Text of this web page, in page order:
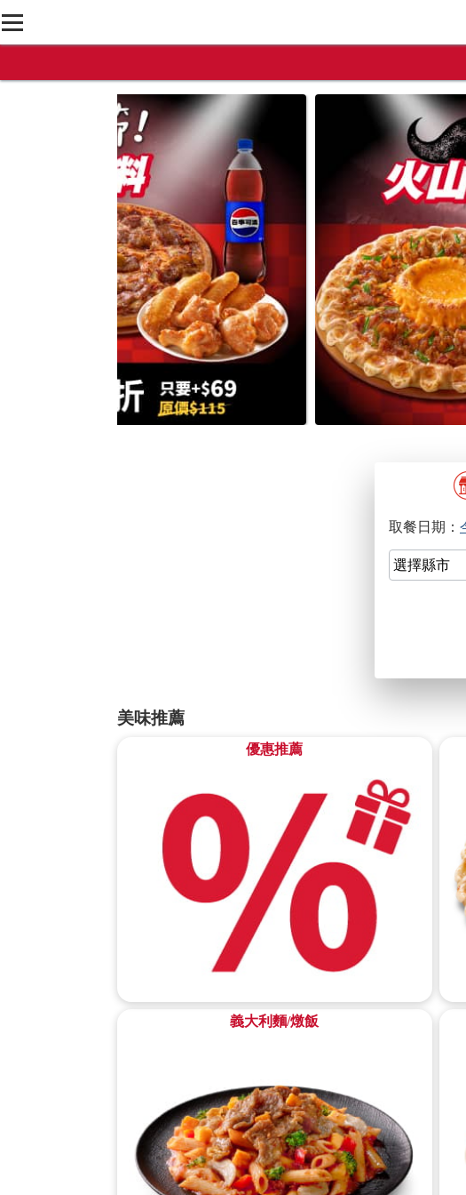
日期：
美味推薦
優惠推薦
義大利麵/燉飯